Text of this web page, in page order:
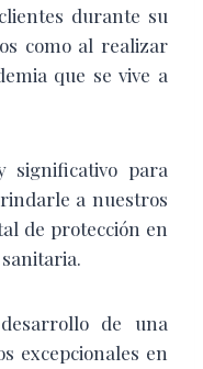
durante su
como al realizar
que se vive a
significativo para
a nuestros
de protección en
de una
excepcionales en